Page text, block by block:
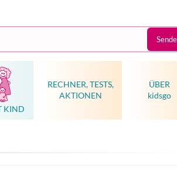
KIND
RECHNER, TESTS,
AKTIONEN
ÜBER
kidsgo